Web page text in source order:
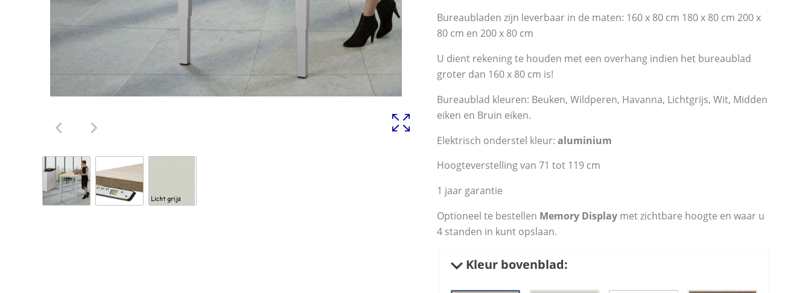
Bureaubladen zijn leverbaar in de maten: 160 x 80 cm 180 x 80 cm 200 x
80 cm en 200 x 80 cm
U dient rekening te houden met een overhang indien het bureaublad
groter dan 160 x 80 cm is!
Bureaublad kleuren: Beuken, Wildperen, Havanna, Lichtgrijs, Wit, Midden
eiken en Bruin eiken.
Elektrisch onderstel kleur: aluminium
Hoogteverstelling van 71 tot 119 cm
1 jaar garantie
Optioneel te bestellen Memory Display met zichtbare hoogte en waar u
4 standen in kunt opslaan.
Kleur bovenblad: